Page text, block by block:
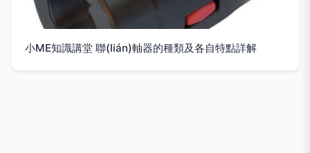
小ME知識講堂 聯(lián)軸器的種類及各自特點詳解